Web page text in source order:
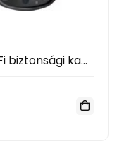
Kétantennás napelemes HD WiFi biztonsági kamera, PTZ megfigyelő rendszer